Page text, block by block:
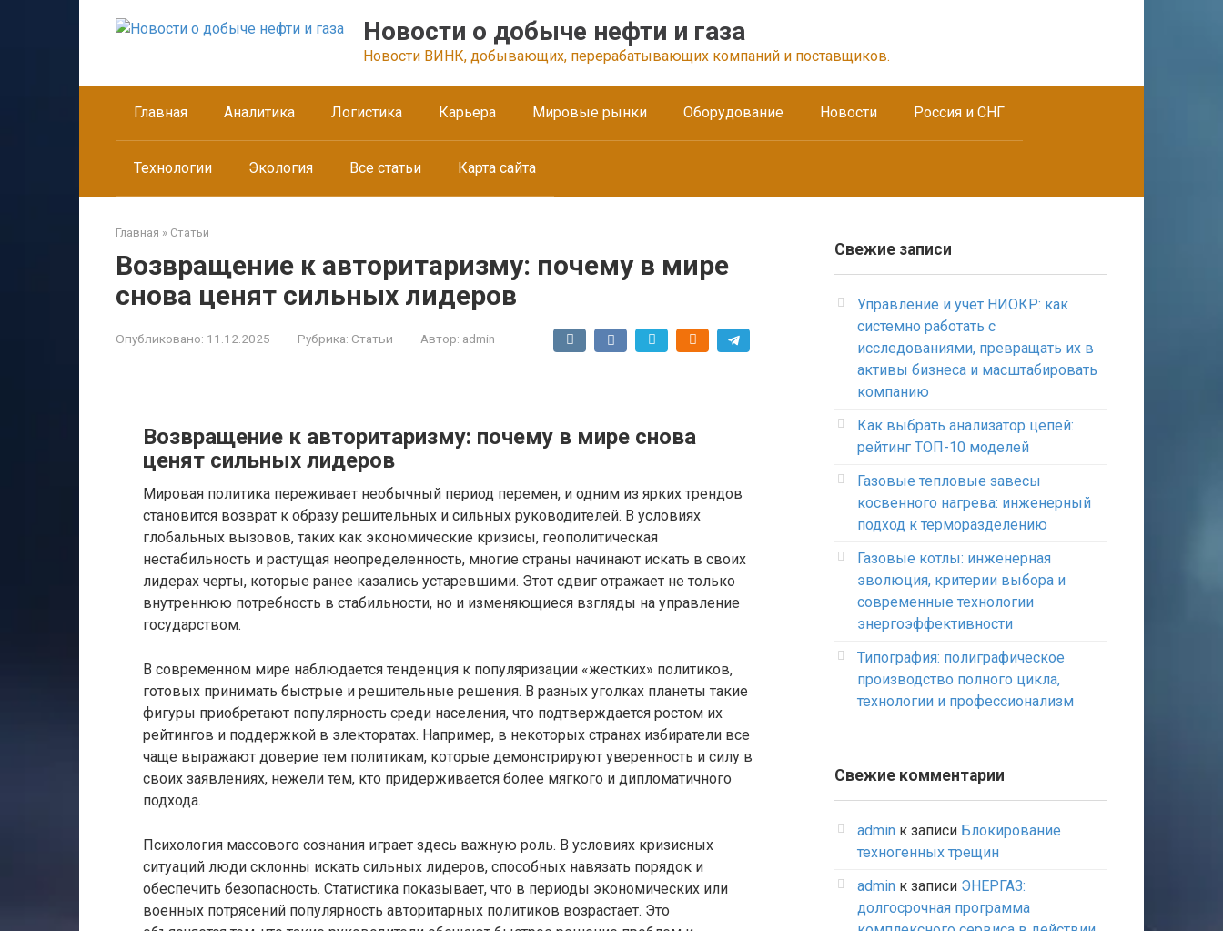
Новости о добыче нефти и газа
Новости ВИНК, добывающих, перерабатывающих компаний и поставщиков.
Главная Аналитика Логистика Карьера Мировые рынки Оборудование Новости Россия и СНГ
Технологии Экология Все статьи Карта сайта
Главная » Статьи
Возвращение к авторитаризму: почему в мире
снова ценят сильных лидеров
Опубликовано: 11.12.2025 Рубрика: Статьи Автор: admin
Возвращение к авторитаризму: почему в мире снова
ценят сильных лидеров
Мировая политика переживает необычный период перемен, и одним из ярких трендов
становится возврат к образу решительных и сильных руководителей. В условиях
глобальных вызовов, таких как экономические кризисы, геополитическая
нестабильность и растущая неопределенность, многие страны начинают искать в своих
лидерах черты, которые ранее казались устаревшими. Этот сдвиг отражает не только
внутреннюю потребность в стабильности, но и изменяющиеся взгляды на управление
государством.
В современном мире наблюдается тенденция к популяризации «жестких» политиков,
готовых принимать быстрые и решительные решения. В разных уголках планеты такие
фигуры приобретают популярность среди населения, что подтверждается ростом их
рейтингов и поддержкой в электоратах. Например, в некоторых странах избиратели все
чаще выражают доверие тем политикам, которые демонстрируют уверенность и силу в
своих заявлениях, нежели тем, кто придерживается более мягкого и дипломатичного
подхода.
Психология массового сознания играет здесь важную роль. В условиях кризисных
ситуаций люди склонны искать сильных лидеров, способных навязать порядок и
обеспечить безопасность. Статистика показывает, что в периоды экономических или
военных потрясений популярность авторитарных политиков возрастает. Это
Свежие записи
Управление и учет НИОКР: как
системно работать с
исследованиями, превращать их в
активы бизнеса и масштабировать
компанию
Как выбрать анализатор цепей:
рейтинг ТОП-10 моделей
Газовые тепловые завесы
косвенного нагрева: инженерный
подход к терморазделению
Газовые котлы: инженерная
эволюция, критерии выбора и
современные технологии
энергоэффективности
Типография: полиграфическое
производство полного цикла,
технологии и профессионализм
Свежие комментарии
admin к записи Блокирование
техногенных трещин
admin к записи ЭНЕРГАЗ:
долгосрочная программа